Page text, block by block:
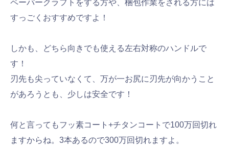
ペーパークラフトをする方や、梱包作業をされる方には
すっごくおすすめですよ！
しかも、どちら向きでも使える左右対称のハンドルで
す！
刃先も尖っていなくて、万が一お尻に刃先が向かうこと
があろうとも、少しは安全です！
何と言ってもフッ素コート+チタンコートで100万回切れ
ますからね。3本あるので300万回切れますよ。